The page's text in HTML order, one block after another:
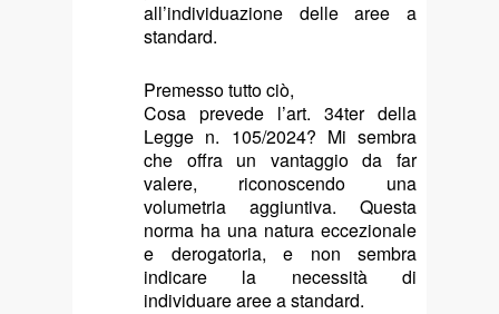
all’individuazione delle aree a
standard.
Premesso tutto ciò,
Cosa prevede l’art. 34ter della
Legge n. 105/2024? Mi sembra
che offra un vantaggio da far
valere, riconoscendo una
volumetria aggiuntiva. Questa
norma ha una natura eccezionale
e derogatoria, e non sembra
indicare la necessità di
individuare aree a standard.